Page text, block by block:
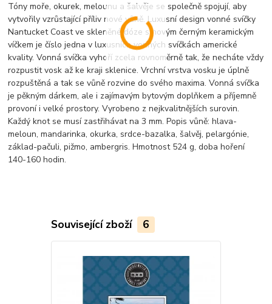
Tóny moře, okurek, melounu a šalvěje se společně spojují, aby
vytvořily vzrůstající příliv nové vůně. Luxusní design vonné svíčky
Nantucket Coast ve skleněné dóze s novým černým keramickým
víčkem je číslo jedna v luxusních vonných svíčkách americké
kvality. Vonná svíčka vyhoří zcela rovnoměrně tak, že necháte vždy
rozpustit vosk až ke kraji sklenice. Vrchní vrstva vosku je úplně
rozpuštěná a tak se vůně rozvine do svého maxima. Vonná svíčka
je pěkným dárkem, ale i zajímavým bytovým doplňkem a příjemně
provoní i velké prostory. Vyrobeno z nejkvalitnějších surovin.
Každý knot se musí zastřihávat na 3 mm. Popis vůně: hlava-
meloun, mandarinka, okurka, srdce-bazalka, šalvěj, pelargónie,
základ-pačuli, pižmo, ambergris. Hmotnost 524 g, doba hoření
140-160 hodin.
Související zboží 6